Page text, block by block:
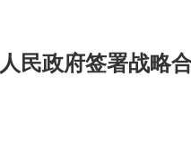
民政府签署战略